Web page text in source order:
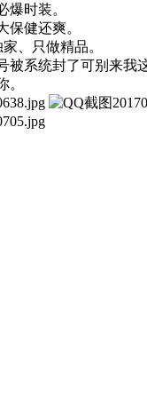
爆时装。
保健还爽。
、只做精品。
系统封了可别来我
。